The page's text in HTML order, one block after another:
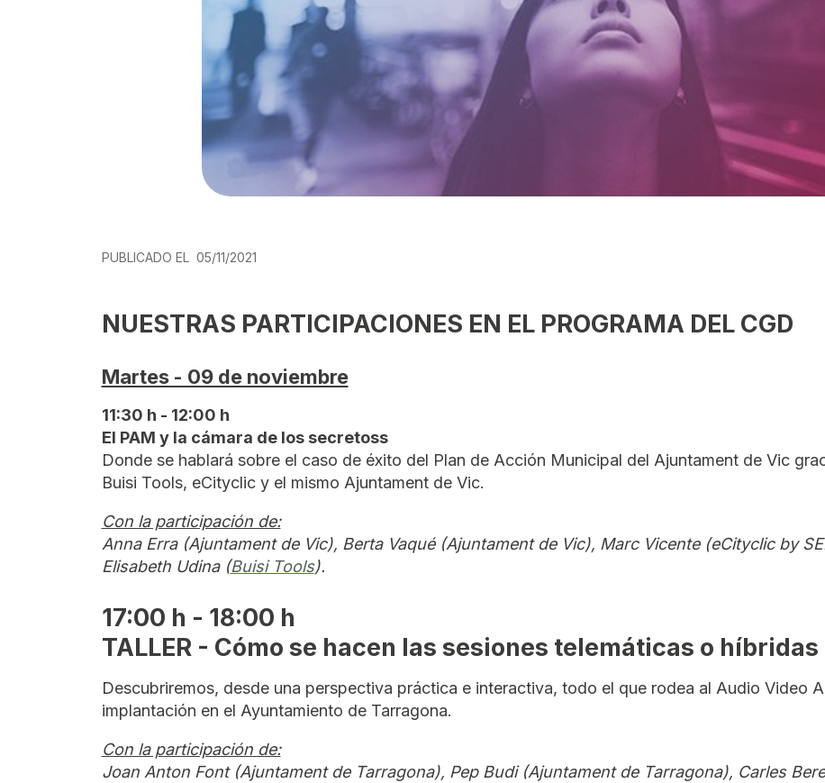
PUBLICADO EL 05/11/2021
NUESTRAS PARTICIPACIONES EN EL PROGRAMA DEL CGD
Martes - 09 de noviembre
11:30 h - 12:00 h
El PAM y la cámara de los secretoss
Donde se hablará sobre el caso de éxito del Plan de Acción Municipal del Ajuntament de Vic
Buisi Tools, eCityclic y el mismo Ajuntament de Vic.
Con la participación de:
Anna Erra (Ajuntament de Vic), Berta Vaqué (Ajuntament de Vic), Marc Vicente (eCityclic by
Elisabeth Udina (Buisi Tools).
17:00 h - 18:00 h
TALLER - Cómo se hacen las sesiones telemáticas o híbridas
Descubriremos, desde una perspectiva práctica e interactiva, todo el que rodea al Audio Video
implantación en el Ayuntamiento de Tarragona.
Con la participación de:
Joan Anton Font (Ajuntament de Tarragona), Pep Budi (Ajuntament de Tarragona), Carles